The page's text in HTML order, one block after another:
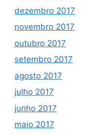
dezembro 2017
novembro 2017
outubro 2017
setembro 2017
agosto 2017
julho 2017
junho 2017
maio 2017